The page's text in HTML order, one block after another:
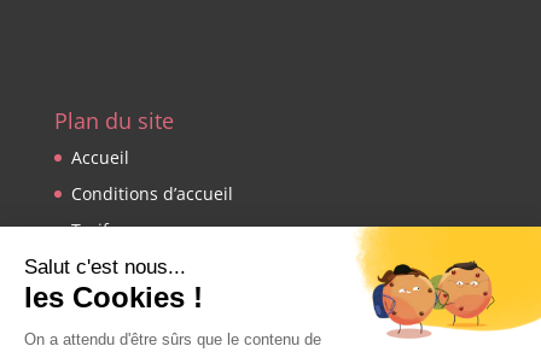
Plan du site
Accueil
Conditions d’accueil
Tarifs
Une journée type
Galerie
Chats pensionnaires
Salut c'est nous...
les Cookies !
On a attendu d'être sûrs que le contenu de